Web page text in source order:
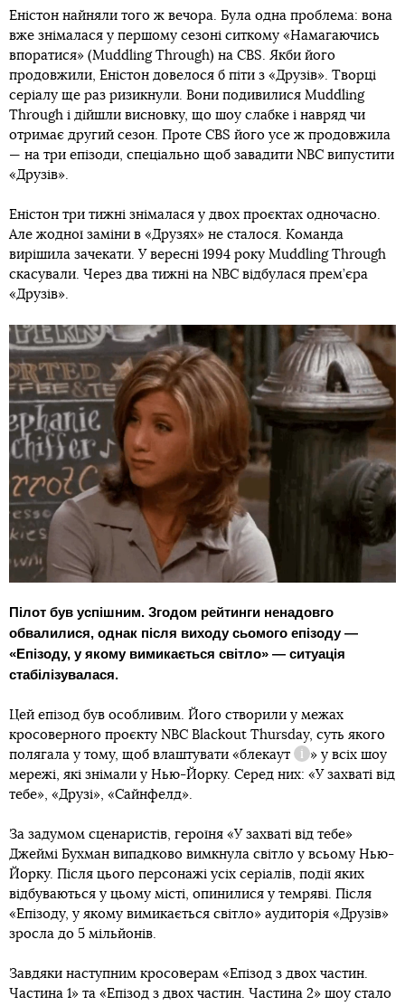
Еністон найняли того ж вечора. Була одна проблема: вона
вже знімалася у першому сезоні ситкому «Намагаючись
впоратися» (Muddling Through) на CBS. Якби його
продовжили, Еністон довелося б піти з «Друзів». Творці
серіалу ще раз ризикнули. Вони подивилися Muddling
Through і дійшли висновку, що шоу слабке і навряд чи
отримає другий сезон. Проте CBS його усе ж продовжила
— на три епізоди, спеціально щоб завадити NBC випустити
«Друзів».
Еністон три тижні знімалася у двох проєктах одночасно.
Але жодної заміни в «Друзях» не сталося. Команда
вирішила зачекати. У вересні 1994 року Muddling Through
скасували. Через два тижні на NBC відбулася прем’єра
«Друзів».
Пілот був успішним. Згодом рейтинги ненадовго
обвалилися, однак після виходу сьомого епізоду —
«Епізоду, у якому вимикається світло» — ситуація
стабілізувалася.
Цей епізод був особливим. Його створили у межах
кросоверного проєкту NBC Blackout Thursday, суть якого
полягала у тому, щоб влаштувати «блекаут
Довідка
» у всіх шоу
мережі, які знімали у Нью-Йорку. Серед них: «У захваті від
тебе», «Друзі», «Сайнфелд».
За задумом сценаристів, героїня «У захваті від тебе»
Джеймі Бухман випадково вимкнула світло у всьому Нью-
Йорку. Після цього персонажі усіх серіалів, події яких
відбуваються у цьому місті, опинилися у темряві. Після
«Епізоду, у якому вимикається світло» аудиторія «Друзів»
зросла до 5 мільйонів.
Завдяки наступним кросоверам «Епізод з двох частин.
Частина 1» та «Епізод з двох частин. Частина 2» шоу стало